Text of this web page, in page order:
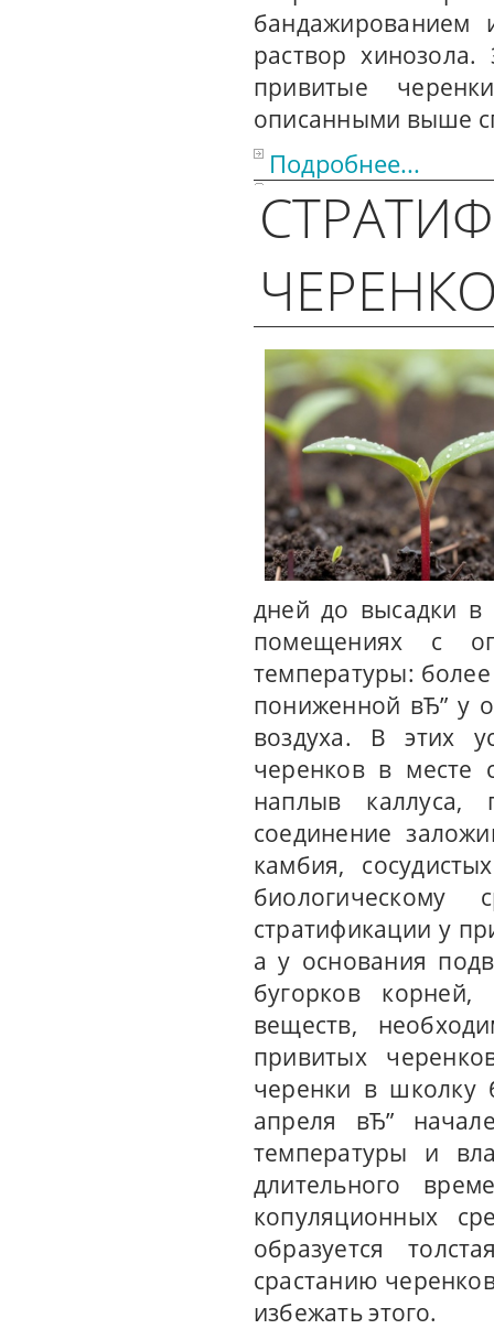
бандажированием
раствор
привитые
описанными выше
Подробнее...
дней до высадки в
помещениях с
температуры:
пониженной вЂ” у
воздуха. В этих
черенков в месте
наплыв каллуса,
соединение
камбия,
стратификации у
а у основания
бугорков
веществ,
привитых
черенки в школку
апреля вЂ”
температуры и
длительного
копуляционных
образуется
срастанию
избежать этого.